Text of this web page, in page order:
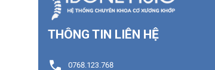
THÔNG TIN LIÊN HỆ
0768.123.768